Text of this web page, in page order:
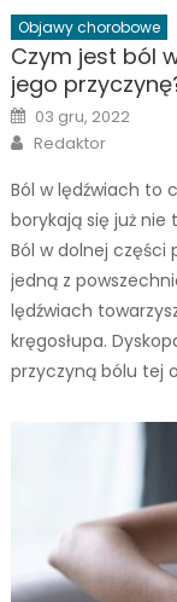
Objawy chorobowe
Czym jest ból
jego
Posted
on
03 gru, 2022
Author
Redaktor
Ból w lędźwiach to
borykają się już nie
Ból w dolnej części
jedną z
lędźwiach
kręgosłupa.
przyczyną bólu tej